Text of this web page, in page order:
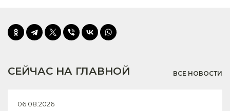
СЕЙЧАС НА ГЛАВНОЙ ВСЕ НОВОСТИ
06.08.2026